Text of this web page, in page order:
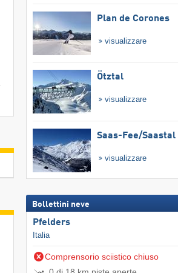
Plan de Corones
visualizzare
Ötztal
visualizzare
Saas-Fee/​Saastal
visualizzare
Bollettini neve
Pfelders
Italia
Comprensorio sciistico chiuso